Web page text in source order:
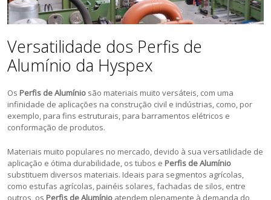
Versatilidade dos Perfis de
Alumínio da Hyspex
Os Perfis de Alumínio são materiais muito versáteis, com uma
infinidade de aplicações na construção civil e indústrias, como, por
exemplo, para fins estruturais, para barramentos elétricos e
conformação de produtos.
Materiais muito populares no mercado, devido à sua versatilidade de
aplicação e ótima durabilidade, os tubos e Perfis de Alumínio
substituem diversos materiais. Ideais para segmentos agrícolas,
como estufas agrícolas, painéis solares, fachadas de silos, entre
outros, os Perfis de Alumínio atendem plenamente à demanda do